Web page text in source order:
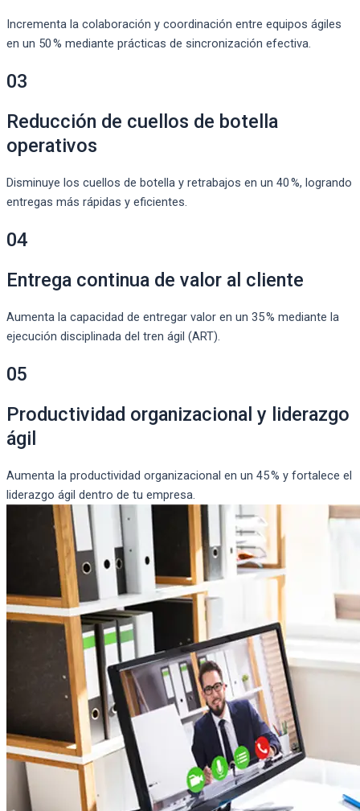
Incrementa la colaboración y coordinación entre equipos ágiles
en un 50 % mediante prácticas de sincronización efectiva.
03
Reducción de cuellos de botella
operativos
Disminuye los cuellos de botella y retrabajos en un 40 %, logrando
entregas más rápidas y eficientes.
04
Entrega continua de valor al cliente
Aumenta la capacidad de entregar valor en un 35 % mediante la
ejecución disciplinada del tren ágil (ART).
05
Productividad organizacional y liderazgo
ágil
Aumenta la productividad organizacional en un 45 % y fortalece el
liderazgo ágil dentro de tu empresa.